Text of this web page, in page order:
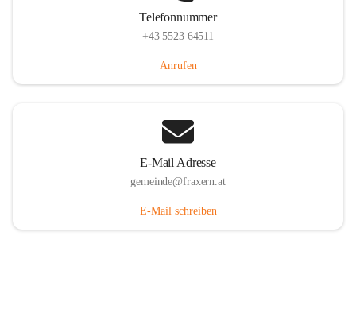
Telefonnummer
+43 5523 64511
Anrufen
E-Mail Adresse
gemeinde@fraxern.at
E-Mail schreiben